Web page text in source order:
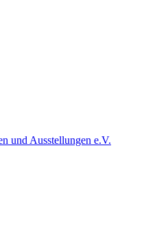
und Ausstellungen e.V.